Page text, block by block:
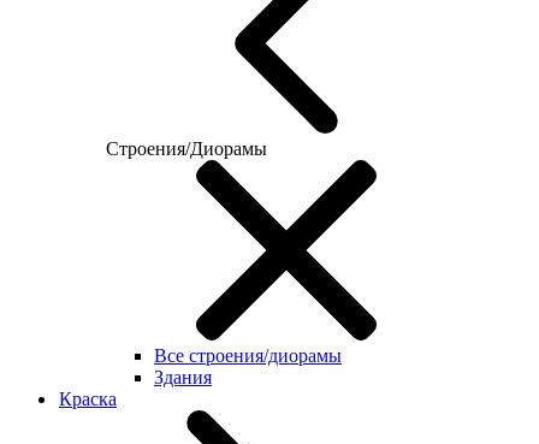
Строения/Диорамы
Все строения/диорамы
Здания
Краска